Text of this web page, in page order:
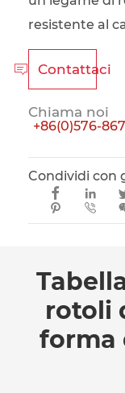
resistente al
 Contattaci
Chiama noi
+86(0)576-
Condividi con
 


rotoli
forma